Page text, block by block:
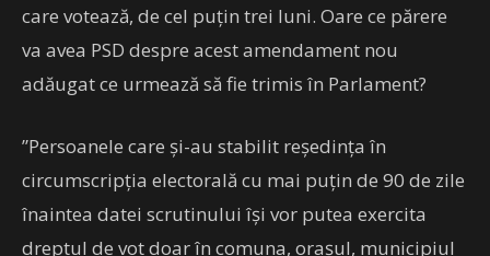
care votează, de cel puțin trei luni. Oare ce părere
va avea PSD despre acest amendament nou
adăugat ce urmează să fie trimis în Parlament?
”Persoanele care și-au stabilit reședința în
circumscripția electorală cu mai puțin de 90 de zile
înaintea datei scrutinului își vor putea exercita
dreptul de vot doar în comuna, orașul, municipiul